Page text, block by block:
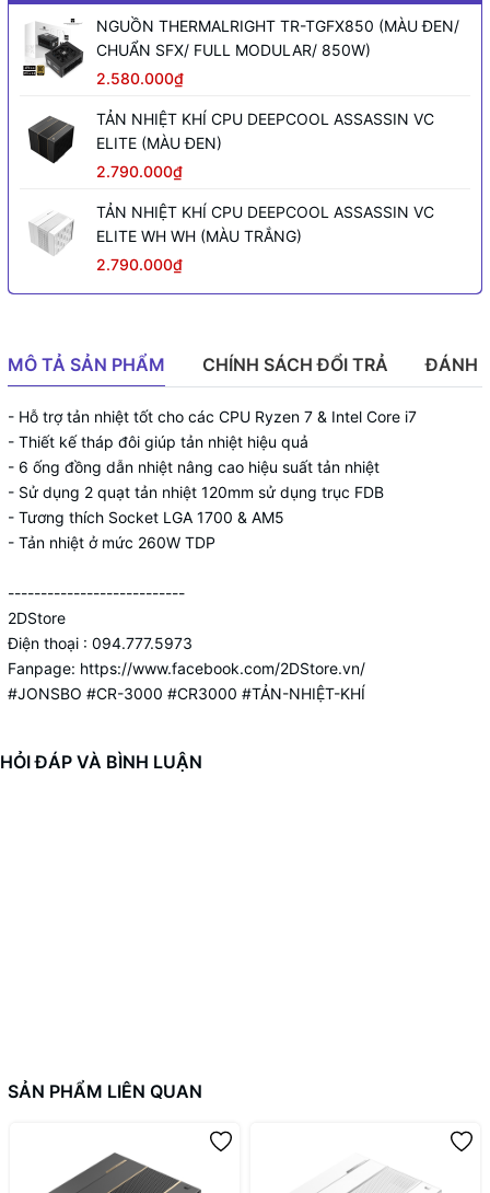
NGUỒN THERMALRIGHT TR-TGFX850 (MÀU ĐEN/
CHUẨN SFX/ FULL MODULAR/ 850W)
2.580.000₫
TẢN NHIỆT KHÍ CPU DEEPCOOL ASSASSIN VC
ELITE (MÀU ĐEN)
2.790.000₫
TẢN NHIỆT KHÍ CPU DEEPCOOL ASSASSIN VC
ELITE WH WH (MÀU TRẮNG)
2.790.000₫
MÔ TẢ SẢN PHẨM CHÍNH SÁCH ĐỔI TRẢ ĐÁNH
- Hỗ trợ tản nhiệt tốt cho các CPU Ryzen 7 & Intel Core i7
- Thiết kế tháp đôi giúp tản nhiệt hiệu quả
- 6 ống đồng dẫn nhiệt nâng cao hiệu suất tản nhiệt
- Sử dụng 2 quạt tản nhiệt 120mm sử dụng trục FDB
- Tương thích Socket LGA 1700 & AM5
- Tản nhiệt ở mức 260W TDP
---------------------------
2DStore
Điện thoại : 094.777.5973
Fanpage: https://www.facebook.com/2DStore.vn/
#JONSBO #CR-3000 #CR3000 #TẢN-NHIỆT-KHÍ
HỎI ĐÁP VÀ BÌNH LUẬN
SẢN PHẨM LIÊN QUAN